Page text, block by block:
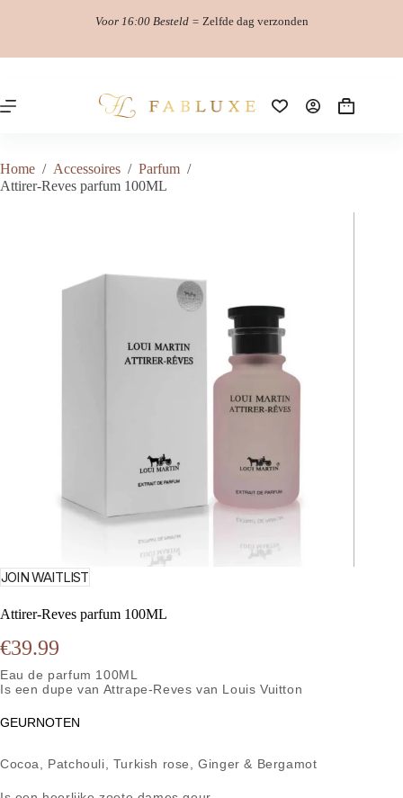
inhoud
Voor 16:00 Besteld = Zelfde dag verzonden
Home / Accessoires / Parfum /
Attirer-Reves parfum 100ML
JOIN WAITLIST
Attirer-Reves parfum 100ML
€39.99
Eau de parfum 100ML
Is een dupe van Attrape-Reves van Louis Vuitton
GEURNOTEN
Cocoa, Patchouli, Turkish rose, Ginger & Bergamot